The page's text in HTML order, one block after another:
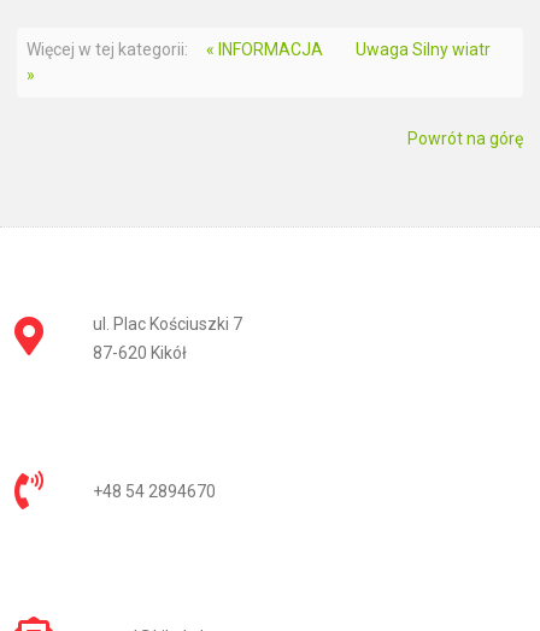
Więcej w tej kategorii: « INFORMACJA
Uwaga Silny wiatr
»
Powrót na górę
ul. Plac Kościuszki 7
87-620 Kikół
+48 54 2894670